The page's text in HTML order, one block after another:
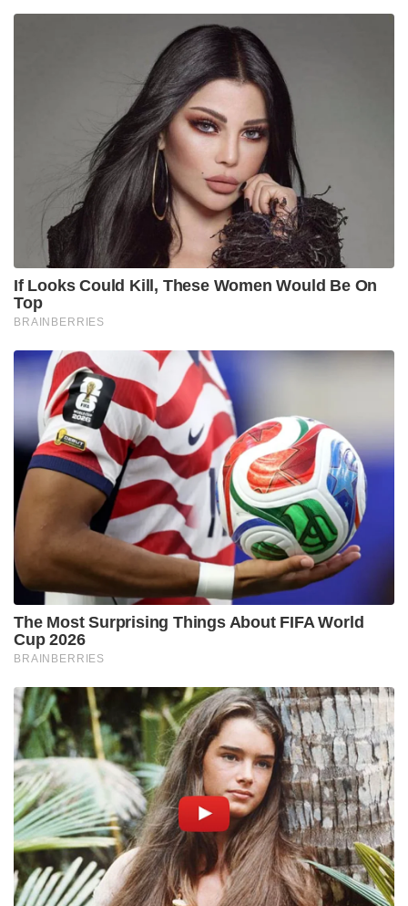
If Looks Could Kill, These Women Would Be On
Top
BRAINBERRIES
The Most Surprising Things About FIFA World
Cup 2026
BRAINBERRIES